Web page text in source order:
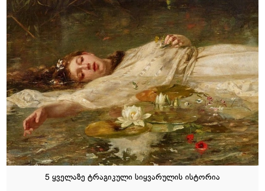
5 ყველაზე ტრაგიკული სიყვარულის ისტორია